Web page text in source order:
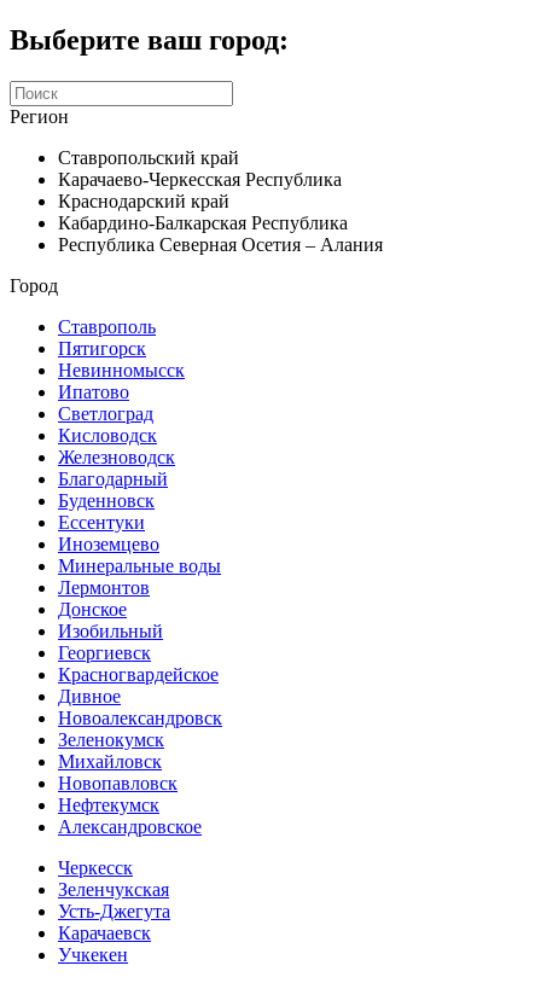
Выберите ваш город:
Регион
Ставропольский край
Карачаево-Черкесская Республика
Краснодарский край
Кабардино-Балкарская Республика
Республика Северная Осетия – Алания
Город
Ставрополь
Пятигорск
Невинномысск
Ипатово
Светлоград
Кисловодск
Железноводск
Благодарный
Буденновск
Ессентуки
Иноземцево
Минеральные воды
Лермонтов
Донское
Изобильный
Георгиевск
Красногвардейское
Дивное
Новоалександровск
Зеленокумск
Михайловск
Новопавловск
Нефтекумск
Александровское
Черкесск
Зеленчукская
Усть-Джегута
Карачаевск
Учкекен